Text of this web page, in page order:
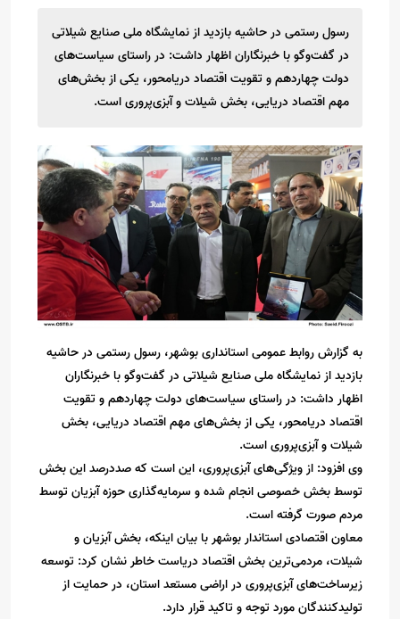
رسول رستمی در حاشیه بازدید از نمایشگاه ملی صنایع شیلاتی
در گفت‌وگو با خبرنگاران اظهار داشت: در راستای سیاست‌های
دولت چهاردهم و تقویت اقتصاد دریامحور، یکی از بخش‌های
مهم اقتصاد دریایی، بخش شیلات و آبزی‌پروری است.
به گزارش روابط عمومی استانداری بوشهر، رسول رستمی در حاشیه
بازدید از نمایشگاه ملی صنایع شیلاتی در گفت‌وگو با خبرنگاران
اظهار داشت: در راستای سیاست‌های دولت چهاردهم و تقویت
اقتصاد دریامحور، یکی از بخش‌های مهم اقتصاد دریایی، بخش
شیلات و آبزی‌پروری است.
وی افزود: از ویژگی‌های آبزی‌پروری، این است که صددرصد این بخش
توسط بخش خصوصی انجام شده و سرمایه‌گذاری حوزه آبزیان توسط
مردم صورت گرفته است.
معاون اقتصادی استاندار بوشهر با بیان اینکه، بخش آبزیان و
شیلات، مردمی‌ترین بخش اقتصاد دریاست خاطر نشان کرد: توسعه
زیرساخت‌های آبزی‌پروری در اراضی مستعد استان، در حمایت از
تولیدکنندگان مورد توجه و تاکید قرار دارد.